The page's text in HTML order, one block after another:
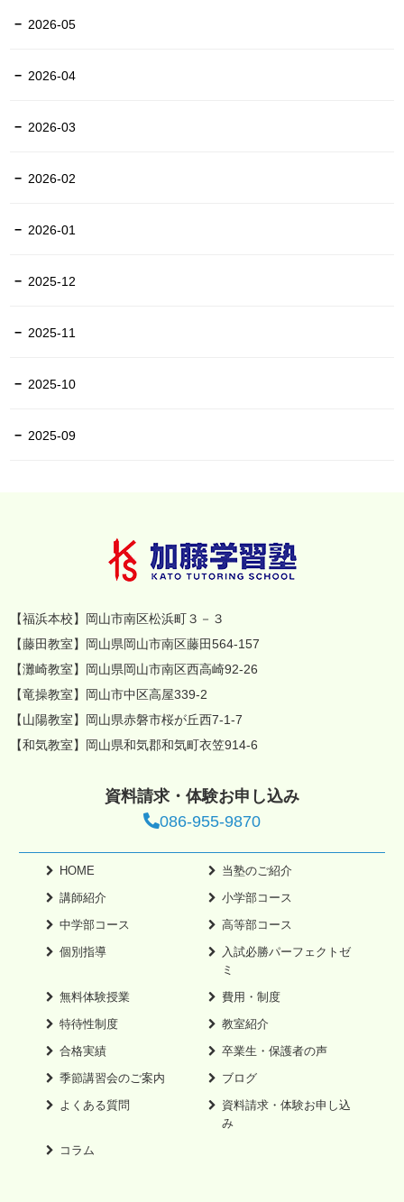
2026-05
2026-04
2026-03
2026-02
2026-01
2025-12
2025-11
2025-10
2025-09
【福浜本校】岡山市南区松浜町３－３
【藤田教室】岡山県岡山市南区藤田564-157
【灘崎教室】岡山県岡山市南区西高崎92-26
【竜操教室】岡山市中区高屋339-2
【山陽教室】岡山県赤磐市桜が丘西7-1-7
【和気教室】岡山県和気郡和気町衣笠914-6
資料請求・体験お申し込み
086-955-9870
HOME
当塾のご紹介
講師紹介
小学部コース
中学部コース
高等部コース
個別指導
入試必勝パーフェクトゼ
ミ
無料体験授業
費用・制度
特待性制度
教室紹介
合格実績
卒業生・保護者の声
季節講習会のご案内
ブログ
よくある質問
資料請求・体験お申し込
み
コラム